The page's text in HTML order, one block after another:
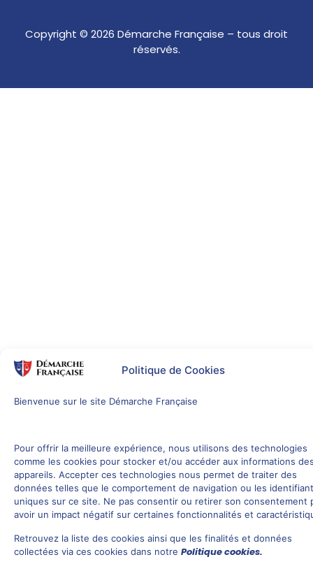
Politique de Cookies
Bienvenue sur le site Démarche Française
Pour offrir la meilleure expérience, nous utilisons des technologies
comme les cookies pour stocker et/ou accéder aux informations
appareils. Accepter ces technologies nous permet de traiter des
données telles que le comportement de navigation ou les
uniques sur ce site. Ne pas consentir ou retirer son consentement
avoir un impact négatif sur certaines fonctionnalités et
Retrouvez la liste des cookies ainsi que les finalités et données
collectées via ces cookies dans notre Politique cookies.
Copyright © 2026 Démarche Française – tous droit
réservés.